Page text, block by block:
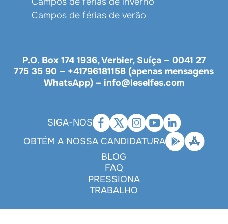
Campos de férias de verão
P.O. Box 174 1936, Verbier, Suíça – 0041 27
775 35 90 – +41796181158 (apenas mensagens
WhatsApp)– info@leselfes.com
SIGA-NOS
OBTÉM A NOSSA CANDIDATURA
BLOG
FAQ
PRESSIONA
TRABALHO